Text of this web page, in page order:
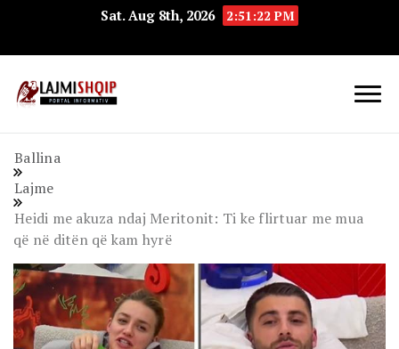
Sat. Aug 8th, 2026 2:51:23 PM
Ballina
Lajme
Heidi me akuza ndaj Meritonit: Ti ke flirtuar me mua
që në ditën që kam hyrë